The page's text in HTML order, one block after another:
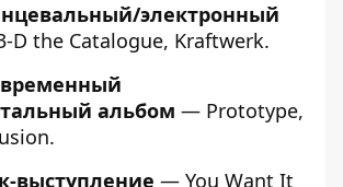
электронный
D the Catalogue, Kraftwerk.
альбом — Prototype,
выступление — You Want It